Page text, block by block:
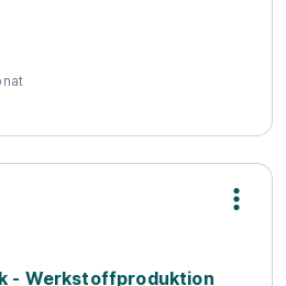
- Werkstoffproduktion